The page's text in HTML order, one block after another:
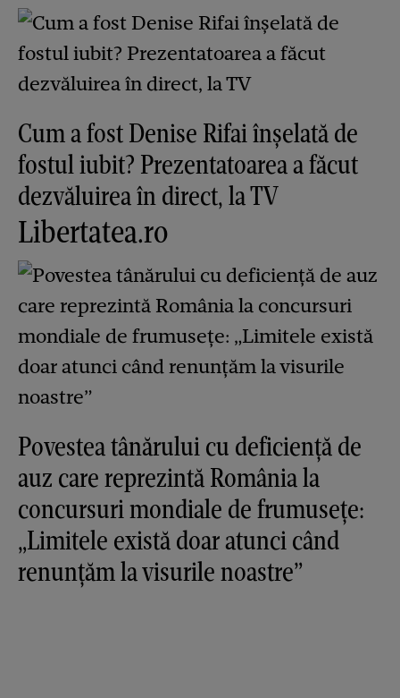
Cum a fost Denise Rifai înșelată de
fostul iubit? Prezentatoarea a făcut
dezvăluirea în direct, la TV
Libertatea.ro
Povestea tânărului cu deficiență de
auz care reprezintă România la
concursuri mondiale de frumusețe:
„Limitele există doar atunci când
renunțăm la visurile noastre”